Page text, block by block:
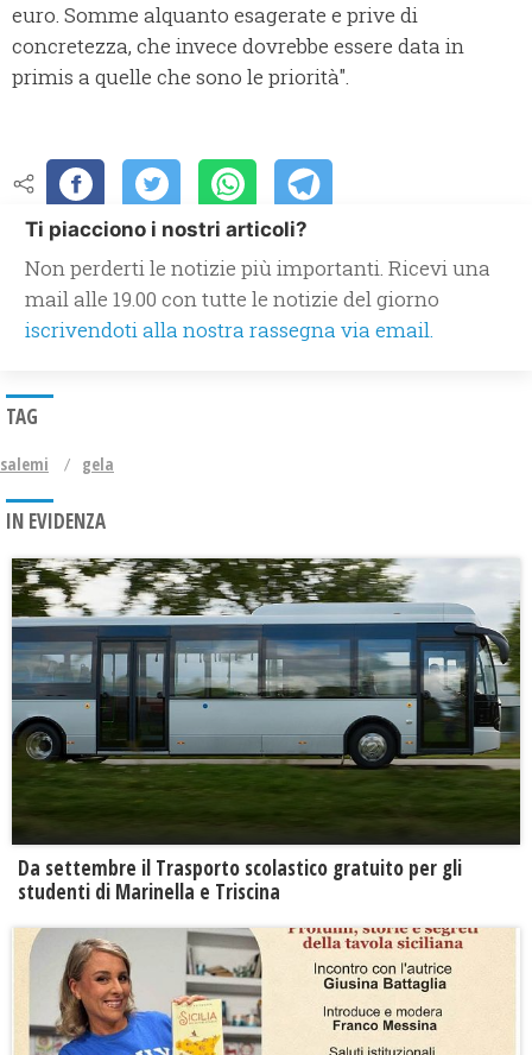
euro. Somme alquanto esagerate e prive di
concretezza, che invece dovrebbe essere data in
primis a quelle che sono le priorità".
Ti piacciono i nostri articoli?
Non perderti le notizie più importanti. Ricevi una
mail alle 19.00 con tutte le notizie del giorno
iscrivendoti alla nostra rassegna via email.
TAG
salemi gela
IN EVIDENZA
Da settembre il Trasporto scolastico gratuito per gli
studenti di Marinella e Triscina